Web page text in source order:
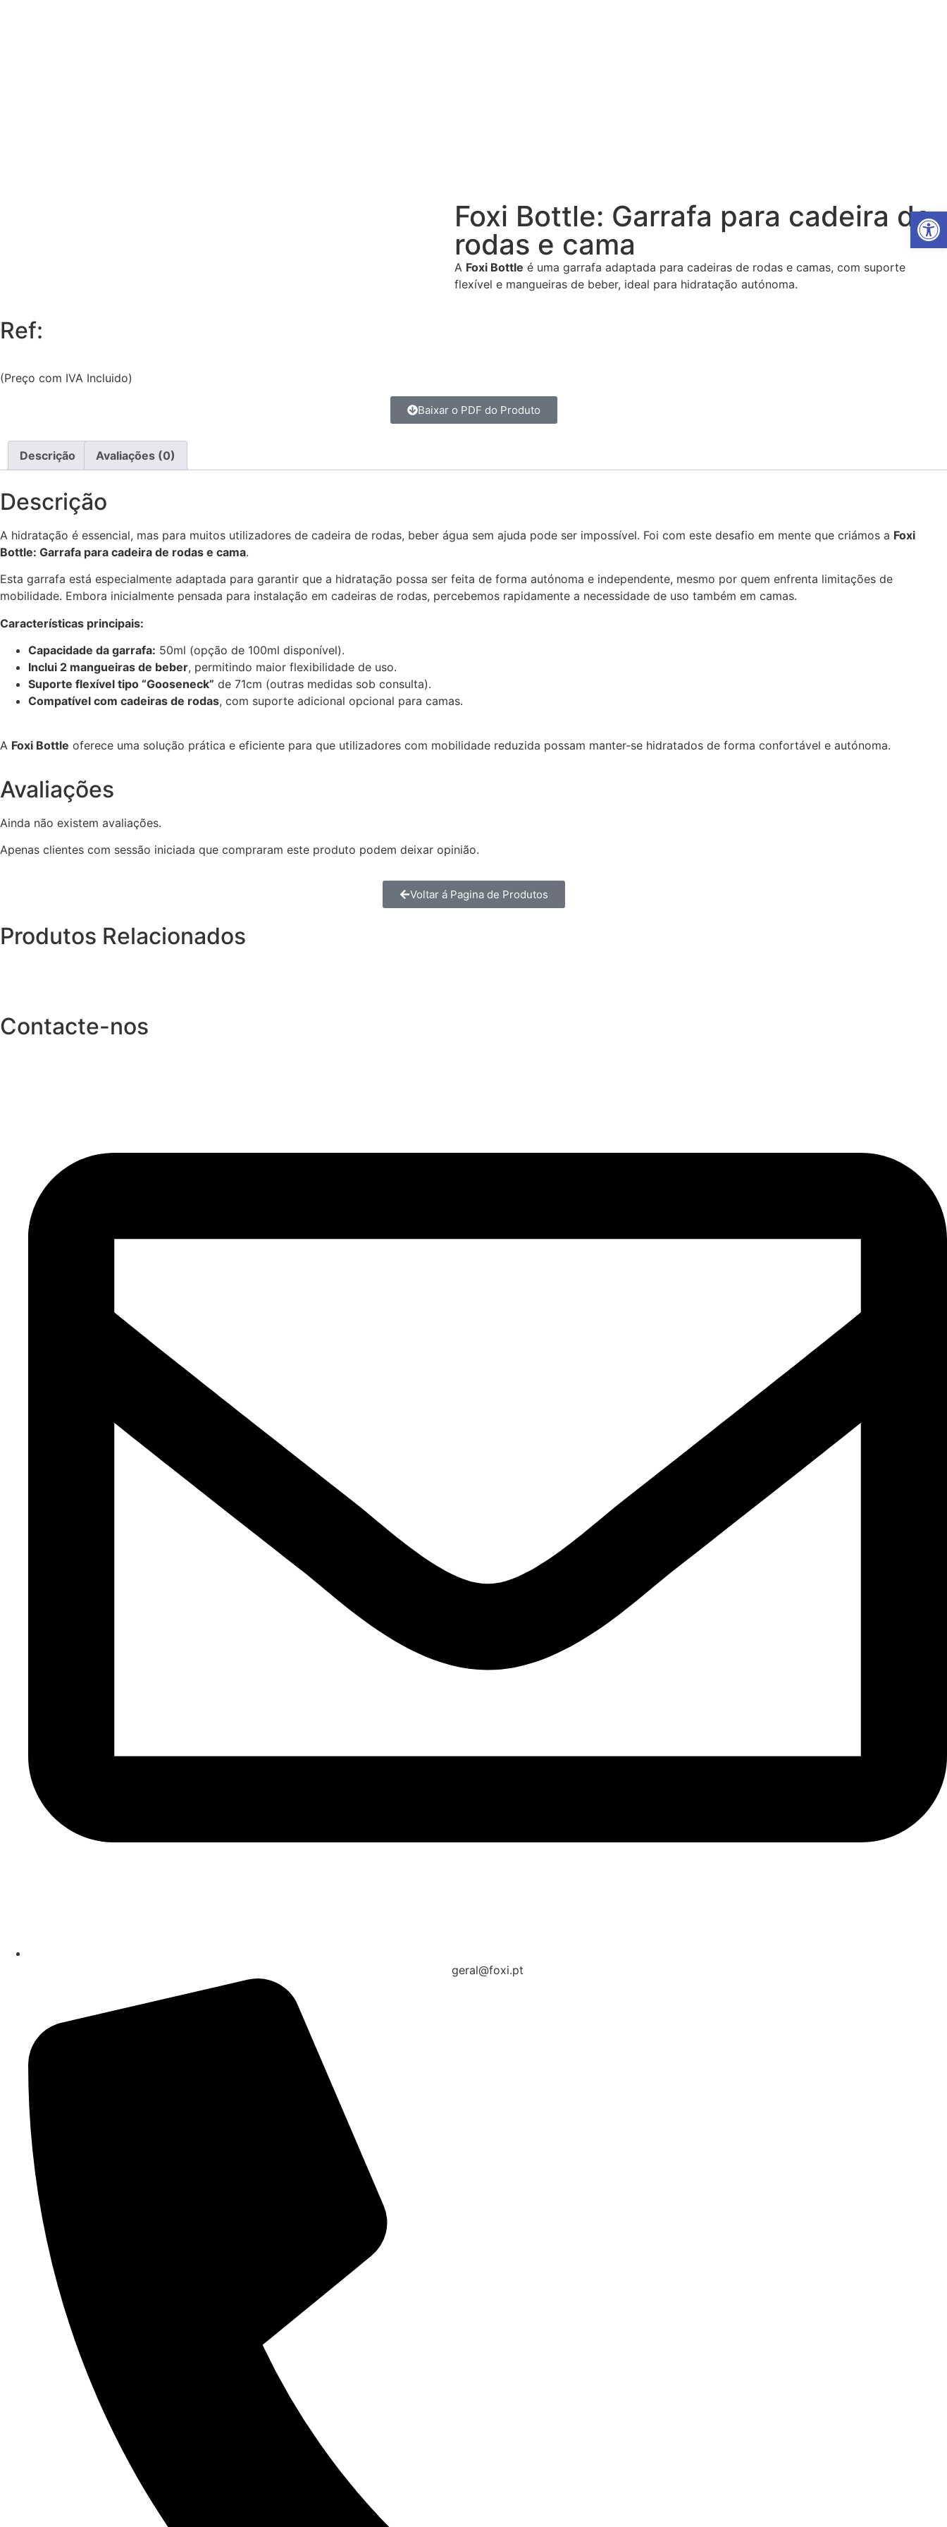
Foxi Bottle: Garrafa para cadeira de
rodas e cama
A Foxi Bottle é uma garrafa adaptada para cadeiras de rodas e camas, com suporte
flexível e mangueiras de beber, ideal para hidratação autónoma.
Ref:
(Preço com IVA Incluido)
Baixar o PDF do Produto
Descrição Avaliações (0)
Descrição
A hidratação é essencial, mas para muitos utilizadores de cadeira de rodas, beber água sem ajuda pode ser impossível. Foi com este desafio em mente que criámos a Foxi
Bottle: Garrafa para cadeira de rodas e cama.
Esta garrafa está especialmente adaptada para garantir que a hidratação possa ser feita de forma autónoma e independente, mesmo por quem enfrenta limitações de
mobilidade. Embora inicialmente pensada para instalação em cadeiras de rodas, percebemos rapidamente a necessidade de uso também em camas.
Características principais:
Capacidade da garrafa: 50ml (opção de 100ml disponível).
Inclui 2 mangueiras de beber, permitindo maior flexibilidade de uso.
Suporte flexível tipo “Gooseneck” de 71cm (outras medidas sob consulta).
Compatível com cadeiras de rodas, com suporte adicional opcional para camas.
A Foxi Bottle oferece uma solução prática e eficiente para que utilizadores com mobilidade reduzida possam manter-se hidratados de forma confortável e autónoma.
Avaliações
Ainda não existem avaliações.
Apenas clientes com sessão iniciada que compraram este produto podem deixar opinião.
Voltar á Pagina de Produtos
Produtos Relacionados
Contacte-nos
geral@foxi.pt